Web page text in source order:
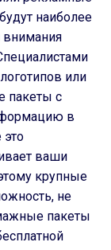
наиболее
или
пакеты с
в
это
ваши
крупные
не
пакеты